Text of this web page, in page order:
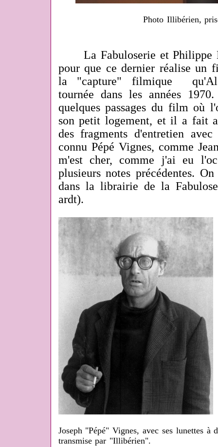
Photo Illibérien,
La Fabuloserie et Philippe
pour que ce dernier réalise un
la "capture" filmique
tournée dans les années
quelques passages du film où
son petit logement, et il a fait
des fragments d'entretien
connu Pépé Vignes, comme
m'est cher, comme j'ai eu
plusieurs notes précédentes.
dans la librairie de la
ardt).
Joseph "Pépé" Vignes, avec ses lunettes
transmise par "Illibérien".